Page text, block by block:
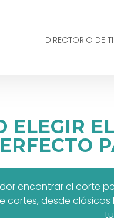
DIRECTORIO DE
ELEGIR
encontrar el corte
cortes, desde